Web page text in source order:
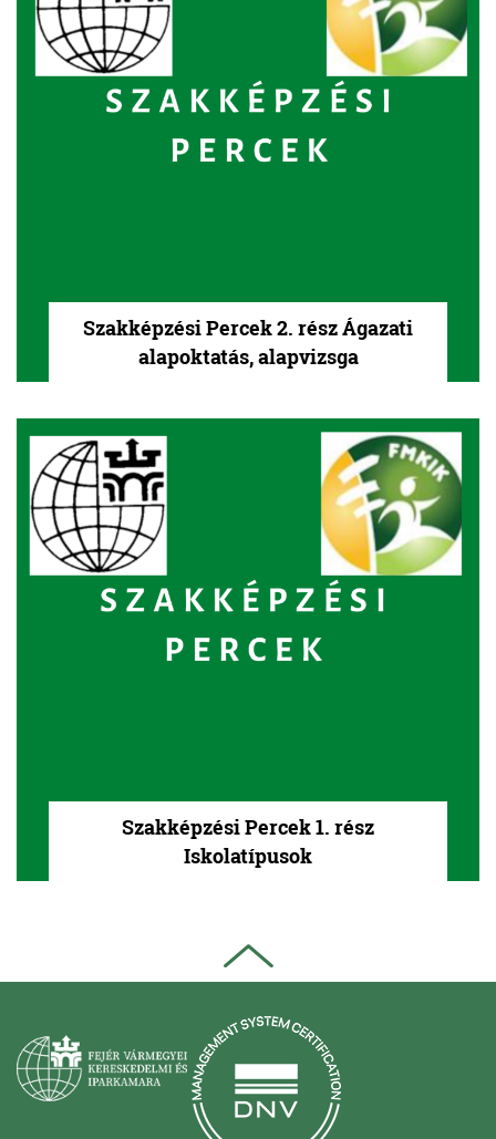
Szakképzési Percek 2. rész Ágazati
alapoktatás, alapvizsga
Szakképzési Percek 1. rész
Iskolatípusok